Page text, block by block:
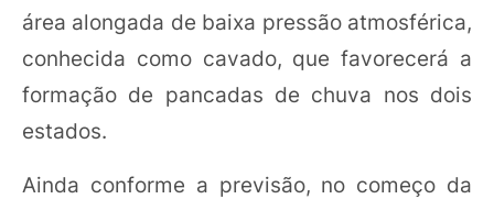
área alongada de baixa pressão atmosférica,
conhecida como cavado, que favorecerá a
formação de pancadas de chuva nos dois
estados.
Ainda conforme a previsão, no começo da